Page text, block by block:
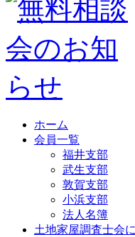
ホーム
会員一覧
福井支部
武生支部
敦賀支部
小浜支部
法人名簿
土地家屋調査士会